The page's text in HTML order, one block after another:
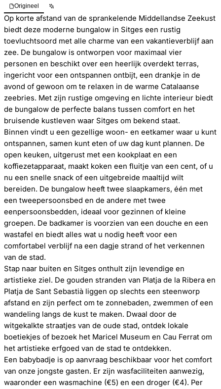
Origineel
Op korte afstand van de sprankelende Middellandse Zeekust
biedt deze moderne bungalow in Sitges een rustig
toevluchtsoord met alle charme van een vakantieverblijf aan
zee. De bungalow is ontworpen voor maximaal vier
personen en beschikt over een heerlijk overdekt terras,
ingericht voor een ontspannen ontbijt, een drankje in de
avond of gewoon om te relaxen in de warme Catalaanse
zeebries. Met zijn rustige omgeving en lichte interieur biedt
de bungalow de perfecte balans tussen comfort en het
bruisende kustleven waar Sitges om bekend staat.
Binnen vindt u een gezellige woon- en eetkamer waar u kunt
ontspannen, samen kunt eten of uw dag kunt plannen. De
open keuken, uitgerust met een kookplaat en een
koffiezetapparaat, maakt koken een fluitje van een cent, of u
nu een snelle snack of een uitgebreide maaltijd wilt
bereiden. De bungalow heeft twee slaapkamers, één met
een tweepersoonsbed en de andere met twee
eenpersoonsbedden, ideaal voor gezinnen of kleine
groepen. De badkamer is voorzien van een douche en een
wastafel en biedt alles wat u nodig heeft voor een
comfortabel verblijf na een dagje strand of het verkennen
van de stad.
Stap naar buiten en Sitges onthult zijn levendige en
artistieke ziel. De gouden stranden van Platja de la Ribera en
Platja de Sant Sebastià liggen op slechts een steenworp
afstand en zijn perfect om te zonnebaden, zwemmen of een
wandeling langs de kust te maken. Dwaal door de
witgekalkte straatjes van de oude stad, ontdek lokale
boetiekjes of bezoek het Maricel Museum en Cau Ferrat om
het artistieke erfgoed van de stad te ontdekken.
Een babybadje is op aanvraag beschikbaar voor het comfort
van onze jongste gasten. Er zijn wasfaciliteiten aanwezig,
waaronder een wasmachine (€5) en een droger (€4). Per